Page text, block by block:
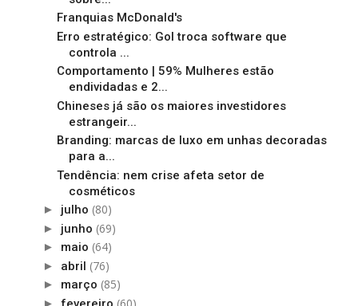
Franquias McDonald's
Erro estratégico: Gol troca software que
controla ...
Comportamento | 59% Mulheres estão
endividadas e 2...
Chineses já são os maiores investidores
estrangeir...
Branding: marcas de luxo em unhas decoradas
para a...
Tendência: nem crise afeta setor de
cosméticos
► julho (80)
► junho (69)
► maio (64)
► abril (76)
► março (85)
►